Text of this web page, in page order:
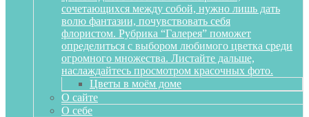
сочетающихся между собой, нужно лишь дать
волю фантазии, почувствовать себя
флористом. Рубрика “Галерея” поможет
определиться с выбором любимого цветка среди
огромного множества. Листайте дальше,
наслаждайтесь просмотром красочных фото.
Цветы в моём доме
О сайте
О себе